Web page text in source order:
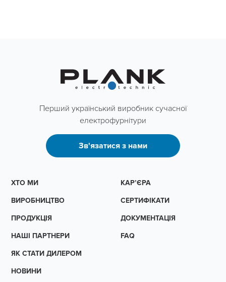
Перший український виробник сучасної
електрофурнітури
Зв'язатися з нами
ХТО МИ
ВИРОБНИЦТВО
ПРОДУКЦІЯ
НАШІ ПАРТНЕРИ
ЯК СТАТИ ДИЛЕРОМ
НОВИНИ
КАР’ЄРА
СЕРТИФІКАТИ
ДОКУМЕНТАЦІЯ
FAQ